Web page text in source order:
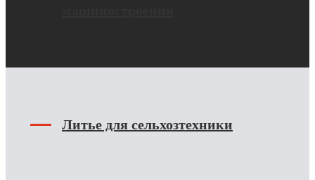
Литье для сельхозтехники